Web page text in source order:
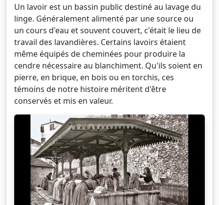
Un lavoir est un bassin public destiné au lavage du
linge. Généralement alimenté par une source ou
un cours d'eau et souvent couvert, c'était le lieu de
travail des lavandières. Certains lavoirs étaient
même équipés de cheminées pour produire la
cendre nécessaire au blanchiment. Qu'ils soient en
pierre, en brique, en bois ou en torchis, ces
témoins de notre histoire méritent d'être
conservés et mis en valeur.